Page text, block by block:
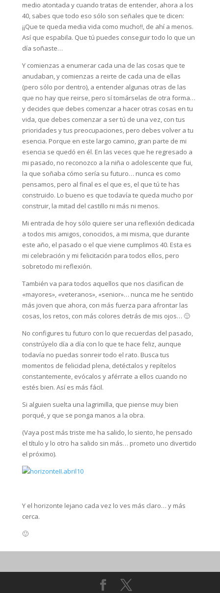
medio atontada y cuando tratas de entender, ahora a los
40, sabes que todo eso sólo son señales que te dicen:
¡¡Que te queda media vida como mucho!!, de ahí a menos.
Así que espabila. Que tú puedes conseguir todo lo que un
día soñaste…
Y comienzas a enumerar cada una de las cosas que te
anudaban, y comienzas a reirte de cada una de ellas
(pero sólo por dentro), a entender algunas otras de las
que no hay que reirse, pero sí tomárselas de otra forma…
y decides que debes comenzar a hacer otras cosas en tu
vida, que debes comenzar a ser tú de una vez, con tus
prioridades y tus preocupaciones, pero debes volver a tu
esencia. Porque en este largo camino, gran parte de mi
esencia se quedó en él. En las veces que he regresado a
mi pasado, no reconozco a la niña o adolescente que fui,
la que soñaba cómo sería su futuro… nunca es como
pensamos, pero al final es el que es, el que tú te has
construido. Lo bueno es que todavía te queda mucho por
construir, la mitad del castillo ni más ni menos.
Mi entrada de hoy sólo quiere ser una reflexión dedicada
a todos mis amigos, conocidos, a mi misma, que durante
este año, el pasado o el que viene cumplimos 40. Esta es
mi celebración y mi felicitación para todos ellos, pero
sobretodo mi reflexión.
También va para todos aquellos que nos clasifican de
«mayores», «veteranos», «senior»… nunca me he sentido
más joven que ahora, con más fuerza para afrontar las
cosas, los retos, con más colores detrás de mis ojos… 🙂
No configures tu futuro con lo que recuerdas del pasado,
constrúyelo día a día con lo que te hace feliz, aunque
todavía no puedas sonreir todo el rato. Busca tus
momentos de felicidad plena, detéctalos y repítelos
constantemente, evócalos y aférrate a ellos cuando no
estés bien. Así es más fácil.
Si alguien suelta una lagrimilla, que piense muy bien
porqué, y que se ponga manos a la obra.
(Vaya post más triste me ha salido, lo siento, he pensado
el título y lo otro ha salido sin más… prometo uno divertido
el próximo).
Y el horizonte lejano cada vez lo ves más claro… y más
cerca.
🙂